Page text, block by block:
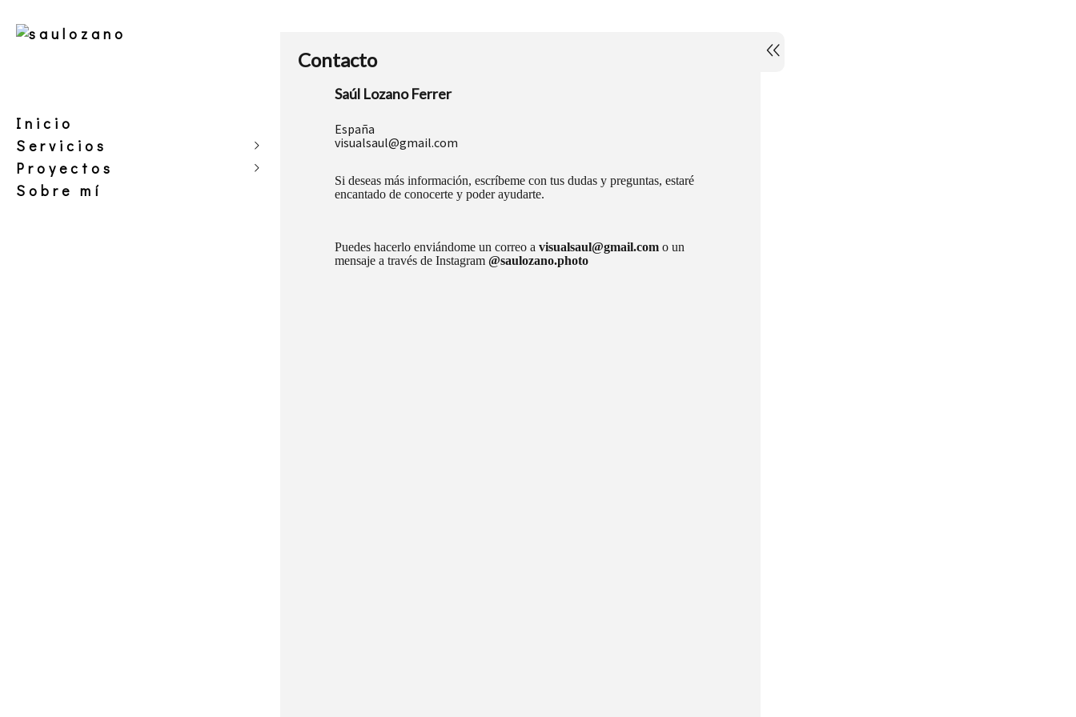
Inicio
Servicios
Tu marca
Historias de amor
Proyectos
verano vs invierno
Sobre mí
Contacto
Saúl Lozano Ferrer
España
visualsaul@gmail.com
Si deseas más información, escríbeme con tus dudas y preguntas, estaré
encantado de conocerte y poder ayudarte.
Puedes hacerlo enviándome un correo a visualsaul@gmail.com o un
mensaje a través de Instagram @saulozano.photo